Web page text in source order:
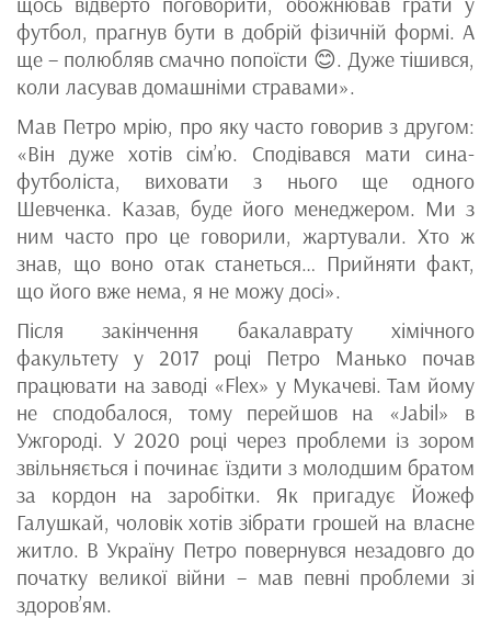
футбол, прагнув бути в добрій фізичній формі. А
ще – полюбляв смачно попоїсти 😊. Дуже тішився,
коли ласував домашніми стравами».
Мав Петро мрію, про яку часто говорив з другом:
«Він дуже хотів сім’ю. Сподівався мати сина-
футболіста, виховати з нього ще одного
Шевченка. Казав, буде його менеджером. Ми з
ним часто про це говорили, жартували. Хто ж
знав, що воно отак станеться… Прийняти факт,
що його вже нема, я не можу досі».
Після закінчення бакалаврату хімічного
факультету у 2017 році Петро Манько почав
працювати на заводі «Flex» у Мукачеві. Там йому
не сподобалося, тому перейшов на «Jabil» в
Ужгороді. У 2020 році через проблеми із зором
звільняється і починає їздити з молодшим братом
за кордон на заробітки. Як пригадує Йожеф
Галушкай, чоловік хотів зібрати грошей на власне
житло. В Україну Петро повернувся незадовго до
початку великої війни – мав певні проблеми зі
здоров’ям.